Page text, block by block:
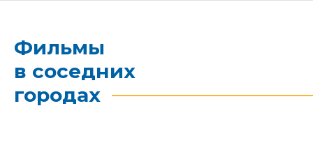
Фильмы
в соседних
городах